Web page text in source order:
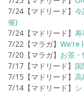
7/24【マドリード】
催)
7/24【マドリード】
7/22【マラガ】
7/20【マラガ】 お茶
7/17【マドリード】
7/15【マドリード】
7/14【マドリード】